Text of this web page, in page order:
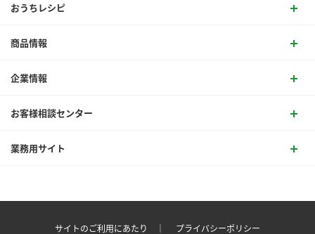
おうちレシピ
商品情報
企業情報
お客様相談センター
業務用サイト
サイトのご利用にあたり ｜ プライバシーポリシー